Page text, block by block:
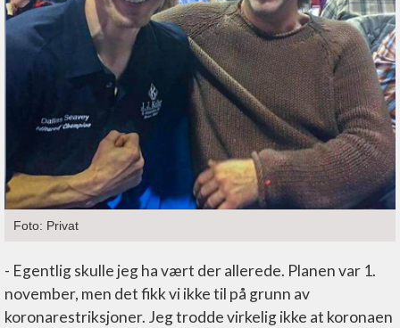
Foto: Privat
- Egentlig skulle jeg ha vært der allerede. Planen var 1.
november, men det fikk vi ikke til på grunn av
koronarestriksjoner. Jeg trodde virkelig ikke at koronaen